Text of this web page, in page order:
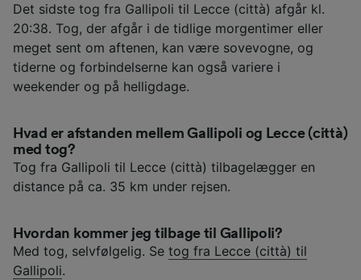
Det sidste tog fra Gallipoli til Lecce (città) afgår kl.
20:38. Tog, der afgår i de tidlige morgentimer eller
meget sent om aftenen, kan være sovevogne, og
tiderne og forbindelserne kan også variere i
weekender og på helligdage.
Hvad er afstanden mellem Gallipoli og Lecce (città)
med tog?
Tog fra Gallipoli til Lecce (città) tilbagelægger en
distance på ca. 35 km under rejsen.
Hvordan kommer jeg tilbage til Gallipoli?
Med tog, selvfølgelig. Se tog fra Lecce (città) til
Gallipoli.